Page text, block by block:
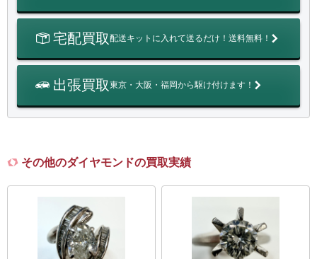
宅配買取配送キットに入れて送るだけ！送料無料！
出張買取東京・大阪・福岡から駆け付けます！
その他のダイヤモンドの買取実績